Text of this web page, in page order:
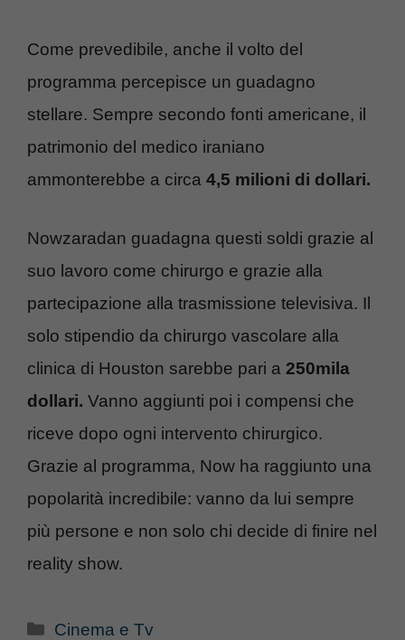
Come prevedibile, anche il volto del
programma percepisce un guadagno
stellare. Sempre secondo fonti americane, il
patrimonio del medico iraniano
ammonterebbe a circa 4,5 milioni di dollari.
Nowzaradan guadagna questi soldi grazie al
suo lavoro come chirurgo e grazie alla
partecipazione alla trasmissione televisiva. Il
solo stipendio da chirurgo vascolare alla
clinica di Houston sarebbe pari a 250mila
dollari. Vanno aggiunti poi i compensi che
riceve dopo ogni intervento chirurgico.
Grazie al programma, Now ha raggiunto una
popolarità incredibile: vanno da lui sempre
più persone e non solo chi decide di finire nel
reality show.
Categorie
Cinema e Tv